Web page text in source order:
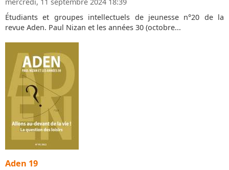
Étudiants et groupes intellectuels de jeunesse n°20 de la
revue Aden. Paul Nizan et les années 30 (octobre...
Aden 19